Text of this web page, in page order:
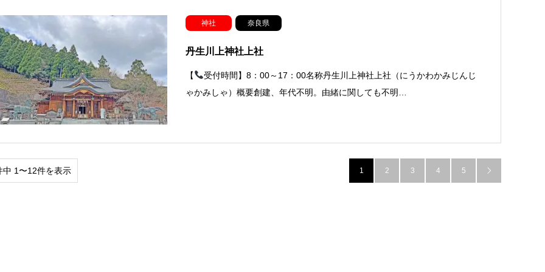
神社 奈良県
丹生川上神社上社
【
受付時間】8：00～17：00名称丹生川上神社上社（にうかわかみじんじ
ゃかみしゃ）概要創建、年代不明。由緒に関しても不明…
中 1〜12件を表示 1 2 3 4 5 